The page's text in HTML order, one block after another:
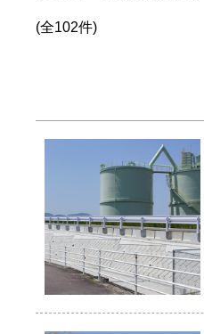
(全102件)